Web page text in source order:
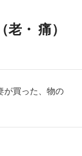
・ 痛）
が買った、物の